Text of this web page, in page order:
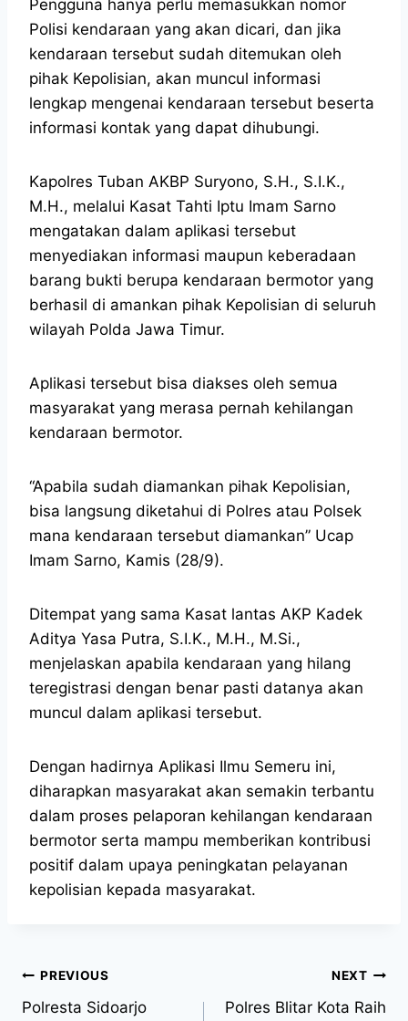
Pengguna hanya perlu memasukkan nomor
Polisi kendaraan yang akan dicari, dan jika
kendaraan tersebut sudah ditemukan oleh
pihak Kepolisian, akan muncul informasi
lengkap mengenai kendaraan tersebut beserta
informasi kontak yang dapat dihubungi.
Kapolres Tuban AKBP Suryono, S.H., S.I.K.,
M.H., melalui Kasat Tahti Iptu Imam Sarno
mengatakan dalam aplikasi tersebut
menyediakan informasi maupun keberadaan
barang bukti berupa kendaraan bermotor yang
berhasil di amankan pihak Kepolisian di seluruh
wilayah Polda Jawa Timur.
Aplikasi tersebut bisa diakses oleh semua
masyarakat yang merasa pernah kehilangan
kendaraan bermotor.
“Apabila sudah diamankan pihak Kepolisian,
bisa langsung diketahui di Polres atau Polsek
mana kendaraan tersebut diamankan” Ucap
Imam Sarno, Kamis (28/9).
Ditempat yang sama Kasat lantas AKP Kadek
Aditya Yasa Putra, S.I.K., M.H., M.Si.,
menjelaskan apabila kendaraan yang hilang
teregistrasi dengan benar pasti datanya akan
muncul dalam aplikasi tersebut.
Dengan hadirnya Aplikasi Ilmu Semeru ini,
diharapkan masyarakat akan semakin terbantu
dalam proses pelaporan kehilangan kendaraan
bermotor serta mampu memberikan kontribusi
positif dalam upaya peningkatan pelayanan
kepolisian kepada masyarakat.
PREVIOUS
Polresta Sidoarjo
NEXT
Polres Blitar Kota Raih